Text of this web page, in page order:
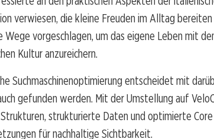
verwiesen, die kleine Freuden im Alltag
Wege vorgeschlagen, um das eigene Leben mit
Kultur anzureichern.
Suchmaschinenoptimierung entscheidet mit
gefunden werden. Mit der Umstellung auf
strukturierte Daten und optimierte
für nachhaltige Sichtbarkeit.